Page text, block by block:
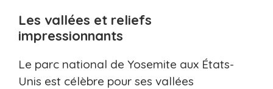
Les vallées et reliefs
impressionnants
Le parc national de Yosemite aux États-
Unis est célèbre pour ses vallées